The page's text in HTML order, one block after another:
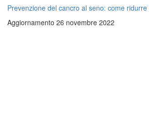
Prevenzione del cancro al seno: come ridurre
Aggiornamento 26 novembre 2022